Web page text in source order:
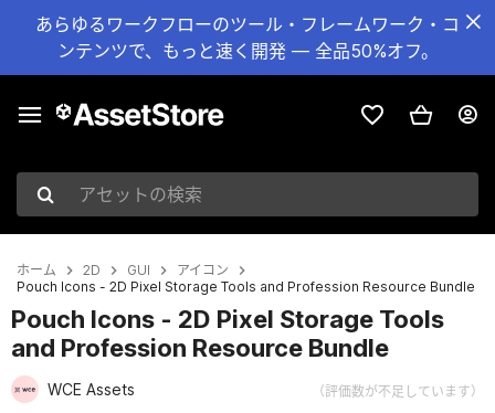
あらゆるワークフローのツール・フレームワーク・コ
ンテンツで、もっと速く開発 — 全品50%オフ。
アセットの検索
ホーム 2D GUI
アイコン
Pouch Icons - 2D Pixel Storage Tools and Profession Resource Bundle
Pouch Icons - 2D Pixel Storage Tools
and Profession Resource Bundle
WCE Assets （評価数が不足しています）